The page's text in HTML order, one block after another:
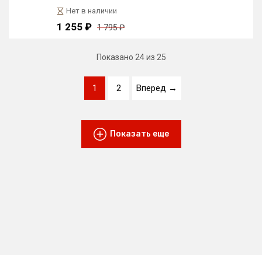
Нет в наличии
1 255 ₽ 1 795 ₽
Показано 24из 25
1 2 Вперед →
Показать еще